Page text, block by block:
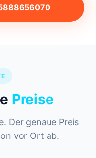
Preise
Der genaue Preis
vor Ort ab.